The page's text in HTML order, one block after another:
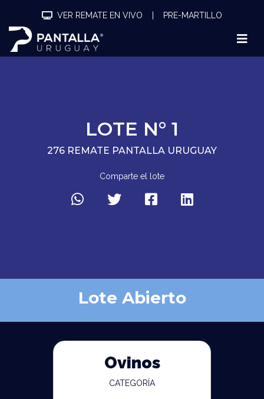
VER REMATE EN VIVO PRE-MARTILLO
LOTE N° 1
276 REMATE PANTALLA URUGUAY
Comparte el lote
Lote Abierto
Ovinos
CATEGORÍA